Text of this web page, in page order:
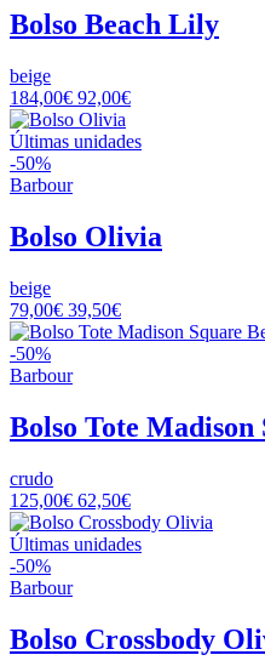
Bolso Beach Lily
beige
184,00€ 92,00€
Últimas unidades
-50%
Barbour
Bolso Olivia
beige
79,00€ 39,50€
-50%
Barbour
Bolso Tote Madison
crudo
125,00€ 62,50€
Últimas unidades
-50%
Barbour
Bolso Crossbody